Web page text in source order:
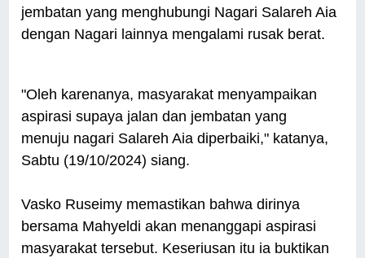
jembatan yang menghubungi Nagari Salareh Aia
dengan Nagari lainnya mengalami rusak berat.
"Oleh karenanya, masyarakat menyampaikan
aspirasi supaya jalan dan jembatan yang
menuju nagari Salareh Aia diperbaiki," katanya,
Sabtu (19/10/2024) siang.
Vasko Ruseimy memastikan bahwa dirinya
bersama Mahyeldi akan menanggapi aspirasi
masyarakat tersebut. Keseriusan itu ia buktikan